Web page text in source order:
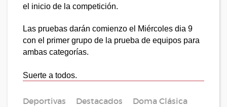
el inicio de la competición.
Las pruebas darán comienzo el Miércoles dia 9
con el primer grupo de la prueba de equipos para
ambas categorías.
Suerte a todos.
Deportivas Destacados Doma Clásica